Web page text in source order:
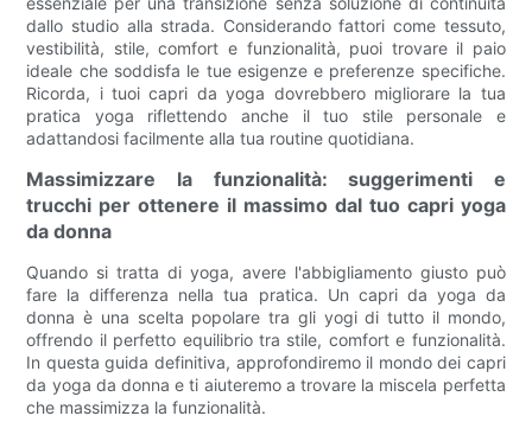
dallo studio alla strada. Considerando fattori come tessuto,
vestibilità, stile, comfort e funzionalità, puoi trovare il paio
ideale che soddisfa le tue esigenze e preferenze specifiche.
Ricorda, i tuoi capri da yoga dovrebbero migliorare la tua
pratica yoga riflettendo anche il tuo stile personale e
adattandosi facilmente alla tua routine quotidiana.
Massimizzare la funzionalità: suggerimenti e
trucchi per ottenere il massimo dal tuo capri yoga
da donna
Quando si tratta di yoga, avere l'abbigliamento giusto può
fare la differenza nella tua pratica. Un capri da yoga da
donna è una scelta popolare tra gli yogi di tutto il mondo,
offrendo il perfetto equilibrio tra stile, comfort e funzionalità.
In questa guida definitiva, approfondiremo il mondo dei capri
da yoga da donna e ti aiuteremo a trovare la miscela perfetta
che massimizza la funzionalità.